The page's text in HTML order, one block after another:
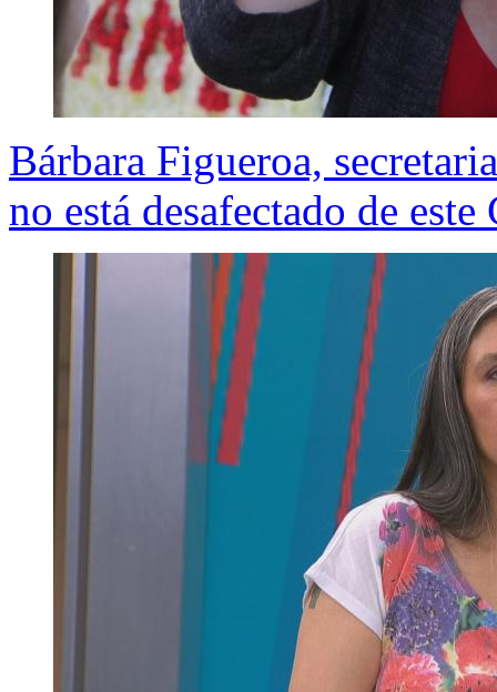
Bárbara Figueroa,
no está desafectado de